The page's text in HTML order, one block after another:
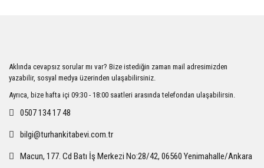
Ürün açıklamasında eksik bilgiler bulunuyor.
Ürün bilgilerinde hatalar bulunuyor.
Ürün fiyatı diğer sitelerden daha pahalı.
Aklında cevapsız sorular mı var? Bize istediğin zaman mail adresimizden
yazabilir, sosyal medya üzerinden ulaşabilirsiniz.
Ayrıca, bize hafta içi 09:30 - 18:00 saatleri arasında telefondan ulaşabilirsin.
0507 134 17 48
bilgi@turhankitabevi.com.tr
Macun, 177. Cd Batı İş Merkezi No:28/42, 06560 Yenimahalle/Ankara